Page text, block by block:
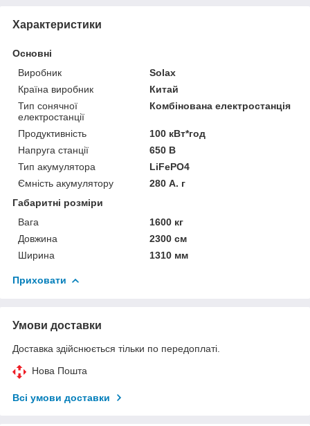
Характеристики
Основні
Виробник
Solax
Країна виробник
Китай
Тип сонячної
електростанції
Комбінована електростанція
Продуктивність
100 кВт*год
Напруга станції
650 В
Тип акумулятора
LiFePO4
Ємність акумулятору
280 А. г
Габаритні розміри
Вага
1600 кг
Довжина
2300 см
Ширина
1310 мм
Приховати
Умови доставки
Доставка здійснюється тільки по передоплаті.
Нова Пошта
Всі умови доставки